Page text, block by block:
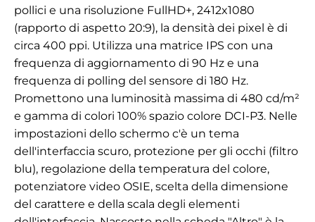
pollici e una risoluzione FullHD+, 2412x1080
(rapporto di aspetto 20:9), la densità dei pixel è di
circa 400 ppi. Utilizza una matrice IPS con una
frequenza di aggiornamento di 90 Hz e una
frequenza di polling del sensore di 180 Hz.
Promettono una luminosità massima di 480 cd/m²
e gamma di colori 100% spazio colore DCI-P3. Nelle
impostazioni dello schermo c'è un tema
dell'interfaccia scuro, protezione per gli occhi (filtro
blu), regolazione della temperatura del colore,
potenziatore video OSIE, scelta della dimensione
del carattere e della scala degli elementi